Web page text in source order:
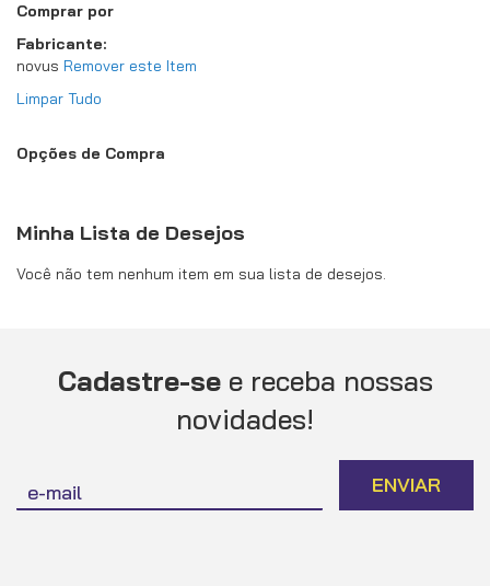
Comprar por
Fabricante
novus Remover este Item
Limpar Tudo
Opções de Compra
Minha Lista de Desejos
Você não tem nenhum item em sua lista de desejos.
Cadastre-see receba nossas
novidades!
se
na
ENVIAR